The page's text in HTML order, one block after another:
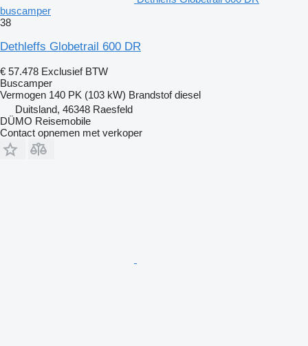
buscamper
38
Dethleffs Globetrail 600 DR
€ 57.478 Exclusief BTW
Buscamper
Vermogen 140 PK (103 kW) Brandstof diesel
Duitsland, 46348 Raesfeld
DÜMO Reisemobile
Contact opnemen met verkoper